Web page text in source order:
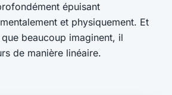
épuisant
et physiquement. Et
beaucoup imaginent, il
de manière linéaire.